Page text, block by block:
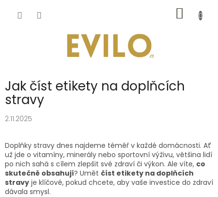
KOŠÍK
Jak číst etikety na doplňcích
stravy
2.11.2025
Doplňky stravy dnes najdeme téměř v každé domácnosti. Ať
už jde o vitamíny, minerály nebo sportovní výživu, většina lidí
po nich sahá s cílem zlepšit své zdraví či výkon. Ale víte, co
skutečně obsahují? Umět číst etikety na doplňcích
stravy je klíčové, pokud chcete, aby vaše investice do zdraví
dávala smysl.